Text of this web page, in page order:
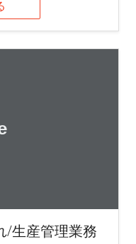
/生産管理業務